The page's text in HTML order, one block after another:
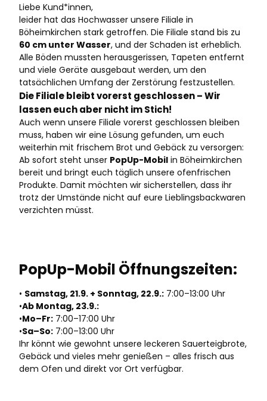
Liebe Kund*innen,
leider hat das Hochwasser unsere Filiale in
Böheimkirchen stark getroffen. Die Filiale stand bis zu
60 cm unter Wasser, und der Schaden ist erheblich.
Alle Böden mussten herausgerissen, Tapeten entfernt
und viele Geräte ausgebaut werden, um den
tatsächlichen Umfang der Zerstörung festzustellen.
Die Filiale bleibt vorerst geschlossen – Wir
lassen euch aber nicht im Stich!
Auch wenn unsere Filiale vorerst geschlossen bleiben
muss, haben wir eine Lösung gefunden, um euch
weiterhin mit frischem Brot und Gebäck zu versorgen:
Ab sofort steht unser PopUp-Mobil in Böheimkirchen
bereit und bringt euch täglich unsere ofenfrischen
Produkte. Damit möchten wir sicherstellen, dass ihr
trotz der Umstände nicht auf eure Lieblingsbackwaren
verzichten müsst.
PopUp-Mobil Öffnungszeiten:
• Samstag, 21.9. + Sonntag, 22.9.: 7:00–13:00 Uhr
•Ab Montag, 23.9.:
•Mo–Fr: 7:00–17:00 Uhr
•Sa–So: 7:00–13:00 Uhr
Ihr könnt wie gewohnt unsere leckeren Sauerteigbrote,
Gebäck und vieles mehr genießen – alles frisch aus
dem Ofen und direkt vor Ort verfügbar.